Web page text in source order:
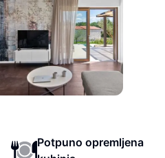
Potpuno opremljena